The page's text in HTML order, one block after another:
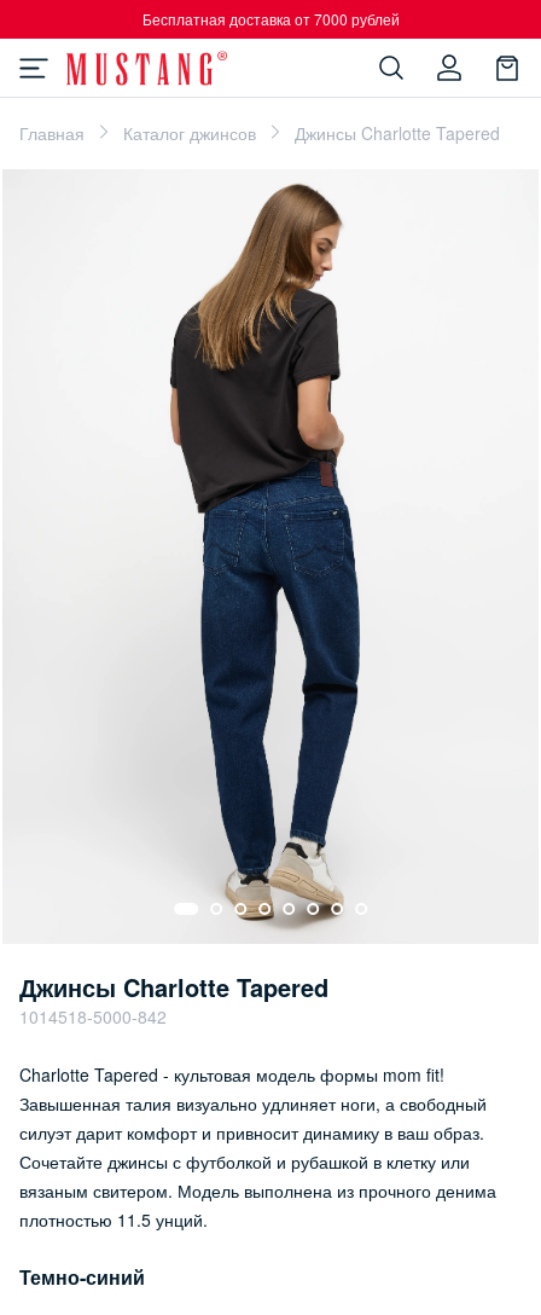
Бесплатная доставка от 7000 рублей
Главная Каталог джинсов Джинсы Charlotte Tapered
Джинсы Charlotte Tapered
1014518-5000-842
Charlotte Tapered - культовая модель формы mom fit!
Завышенная талия визуально удлиняет ноги, а свободный
силуэт дарит комфорт и привносит динамику в ваш образ.
Сочетайте джинсы с футболкой и рубашкой в клетку или
вязаным свитером. Модель выполнена из прочного денима
плотностью 11.5 унций.
Темно-синий